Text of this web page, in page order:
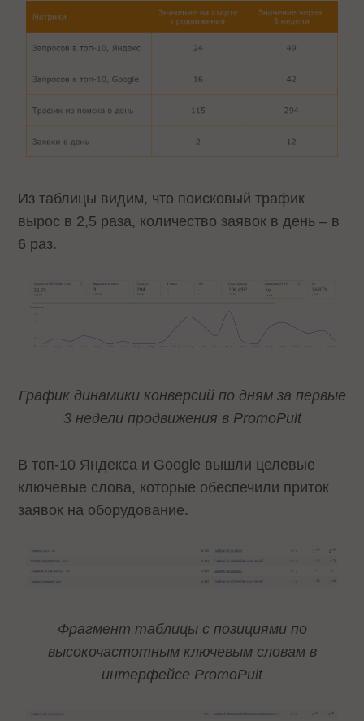
Из таблицы видим, что поисковый трафик
вырос в 2,5 раза, количество заявок в день – в
6 раз.
График динамики конверсий по дням за первые
3 недели продвижения в PromoPult
В топ-10 Яндекса и Google вышли целевые
ключевые слова, которые обеспечили приток
заявок на оборудование.
Фрагмент таблицы с позициями по
высокочастотным ключевым словам в
интерфейсе PromoPult